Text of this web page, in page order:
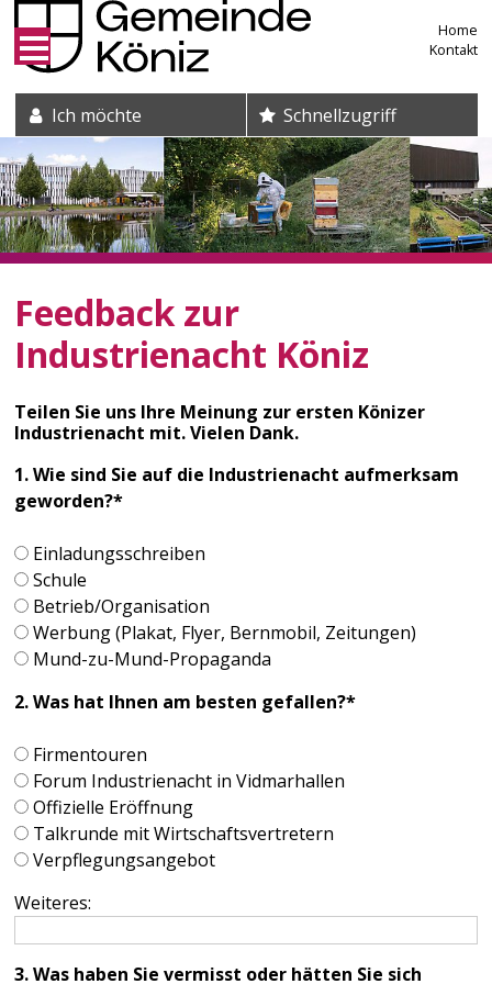
Direkt zum Inhalt springen
Home
Kontakt
Suche und Schnelleinstieg
Ich möchte Schnellzugriff
Feedback zur
Industrienacht Köniz
Teilen Sie uns Ihre Meinung zur ersten Könizer
Industrienacht mit. Vielen Dank.
1. Wie sind Sie auf die Industrienacht aufmerksam
geworden?*
Einladungsschreiben
Schule
Betrieb/Organisation
Werbung (Plakat, Flyer, Bernmobil, Zeitungen)
Mund-zu-Mund-Propaganda
2. Was hat Ihnen am besten gefallen?*
Firmentouren
Forum Industrienacht in Vidmarhallen
Offizielle Eröffnung
Talkrunde mit Wirtschaftsvertretern
Verpflegungsangebot
Weiteres:
3. Was haben Sie vermisst oder hätten Sie sich